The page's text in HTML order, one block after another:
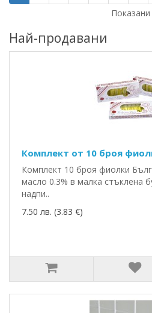
Най-продавани
Комплект от 10 броя
Комплект 10 броя фиолки
масло 0.3% в малка стъклена
надпи..
7.50 лв. (3.83 €)